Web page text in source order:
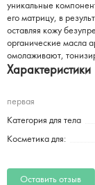
уникальные
его матрицу, в
оставляя кожу
органические масла
омолаживают,
Характеристики
первая
Категория для тела
Косметика для:
Оставить отзыв